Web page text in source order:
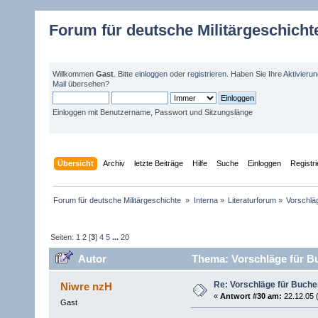
Forum für deutsche
Willkommen Gast . Bitte einloggen oder registrieren . Haben Sie Ihre
Mail übersehen?
Einloggen mit Benutzername, Passwort und Sitzungslänge
Übersicht Archiv letzte Beiträge Hilfe Suche Einloggen
Forum für deutsche Militärgeschichte » Interna» Literaturforum»
Seiten: 1 2 [3]4 5 ...20
Autor Thema: Vorschläge für
Niwre nzH
Gast
Re: Vorschläge für
« Antwort #30 am: 22.12.05